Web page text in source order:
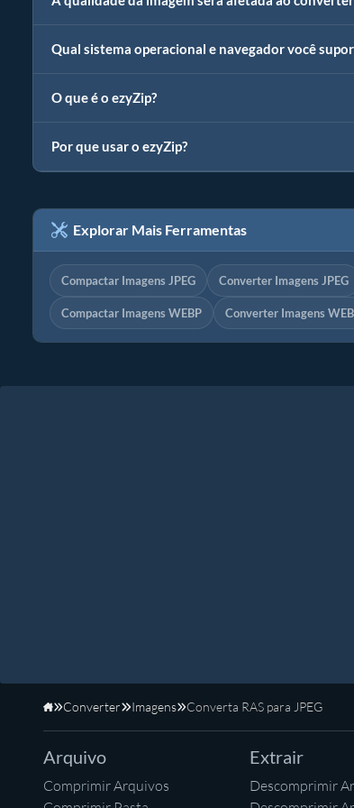
Qual sistema operacional e navegador você
O que é o ezyZip?
Por que usar o ezyZip?
Explorar Mais Ferramentas
Compactar Imagens JPEG Converter Imagens JPEG
Compactar Imagens WEBP Converter Imagens
Início
Converter Imagens Converta RAS para JPEG
Arquivo
Comprimir Arquivos
Extrair
Descomprimir